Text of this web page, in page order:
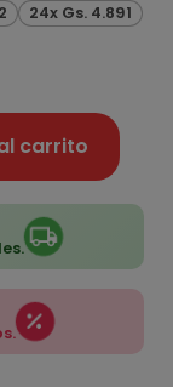
24x Gs. 4.891
carrito